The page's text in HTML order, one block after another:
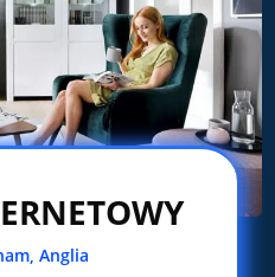
Anglia